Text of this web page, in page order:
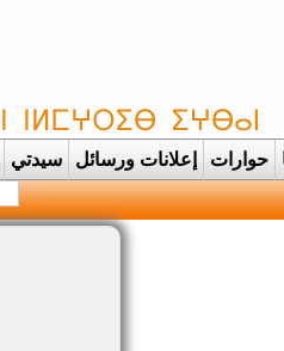
حوارات إعلانات ورسائل سيدتي
بحفظة القر |